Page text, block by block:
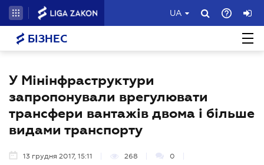
UA
БІЗНЕС
У Мінінфраструктури
запропонували врегулювати
трансфери вантажів двома і більше
видами транспорту
13 грудня 2017, 15:11 268 0